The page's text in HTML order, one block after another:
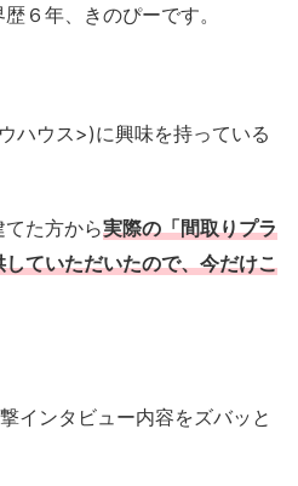
６年、きのぴーです。
ハウス>)に興味を持っている
た方から実際の「間取りプラ
ていただいたので、今だけこ
インタビュー内容をズバッと